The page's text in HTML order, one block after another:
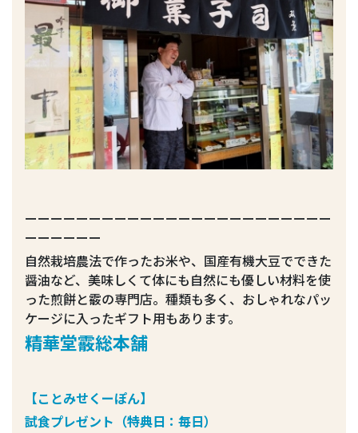
ーーーーーーーーーーーーーーーーーーーーーーーー
ーーーーーー
自然栽培農法で作ったお米や、国産有機大豆でできた
醤油など、美味しくて体にも自然にも優しい材料を使
った煎餅と霰の専門店。種類も多く、おしゃれなパッ
ケージに入ったギフト用もあります。
精華堂霰総本舗
【ことみせくーぽん】
試食プレゼント（特典日：毎日）